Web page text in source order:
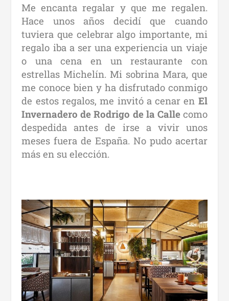
Me encanta regalar y que me regalen.
Hace unos años decidí que cuando
tuviera que celebrar algo importante, mi
regalo iba a ser una experiencia un viaje
o una cena en un restaurante con
estrellas Michelín. Mi sobrina Mara, que
me conoce bien y ha disfrutado conmigo
de estos regalos, me invitó a cenar en El
Invernadero de Rodrigo de la Calle como
despedida antes de irse a vivir unos
meses fuera de España. No pudo acertar
más en su elección.